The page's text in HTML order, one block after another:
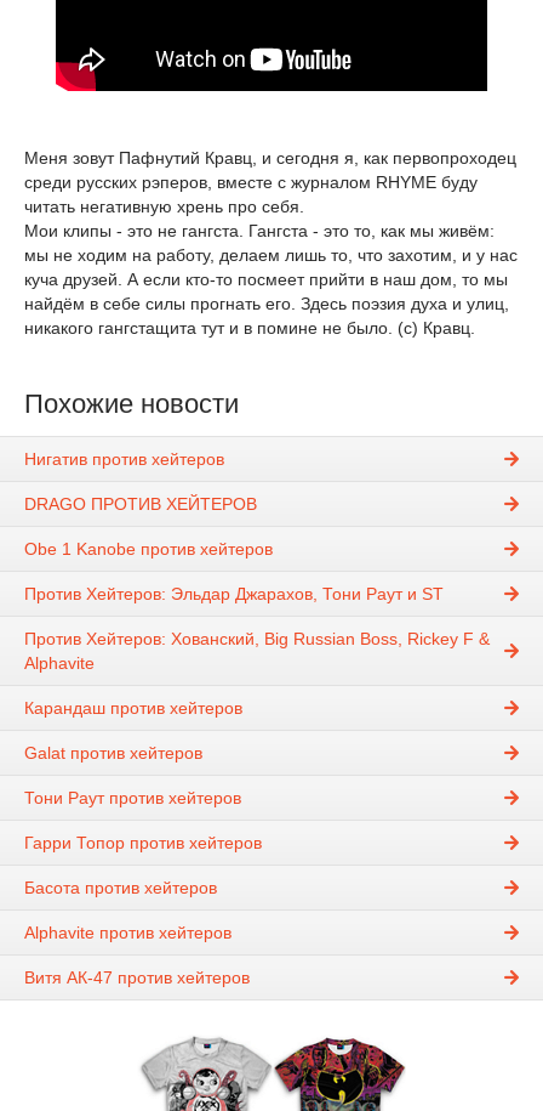
Меня зовут Пафнутий Кравц, и сегодня я, как первопроходец
среди русских рэперов, вместе с журналом RHYME буду
читать негативную хрень про себя.
Мои клипы - это не гангста. Гангста - это то, как мы живём:
мы не ходим на работу, делаем лишь то, что захотим, и у нас
куча друзей. А если кто-то посмеет прийти в наш дом, то мы
найдём в себе силы прогнать его. Здесь поэзия духа и улиц,
никакого гангстащита тут и в помине не было. (с) Кравц.
Похожие новости
Нигатив против хейтеров
DRAGO ПРОТИВ ХЕЙТЕРОВ
Obe 1 Kanobe против хейтеров
Против Хейтеров: Эльдар Джарахов, Тони Раут и ST
Против Хейтеров: Хованский, Big Russian Boss, Rickey F &
Alphavite
Карандаш против хейтеров
Galat против хейтеров
Тони Раут против хейтеров
Гарри Топор против хейтеров
Басота против хейтеров
Alphavite против хейтеров
Витя АК-47 против хейтеров